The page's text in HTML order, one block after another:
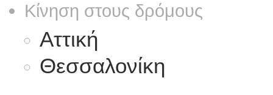
Κίνηση στους δρόμους
Αττική
Θεσσαλονίκη